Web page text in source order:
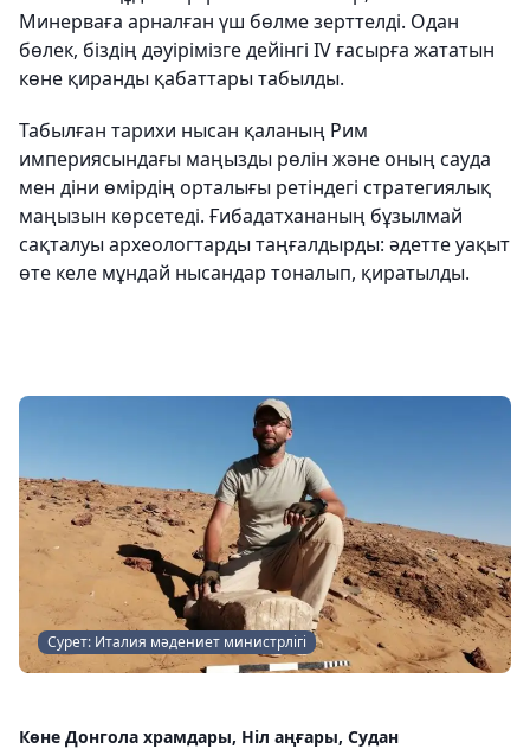
Минерваға арналған үш бөлме зерттелді. Одан
бөлек, біздің дәуірімізге дейінгі IV ғасырға жататын
көне қиранды қабаттары табылды.
Табылған тарихи нысан қаланың Рим
империясындағы маңызды рөлін және оның сауда
мен діни өмірдің орталығы ретіндегі стратегиялық
маңызын көрсетеді. Ғибадатхананың бұзылмай
сақталуы археологтарды таңғалдырды: әдетте уақыт
өте келе мұндай нысандар тоналып, қиратылды.
Сурет: Италия мәдениет министрлігі
Көне Донгола храмдары, Ніл аңғары, Судан